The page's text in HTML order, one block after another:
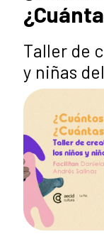
Taller de
y niñas